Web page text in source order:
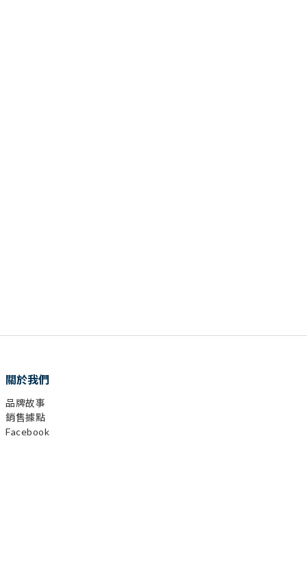
已選0
關於我們
品牌故事
銷售據點
Facebook